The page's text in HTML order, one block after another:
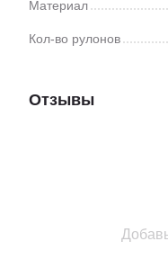
Материал
Кол-во рулонов
Отзывы